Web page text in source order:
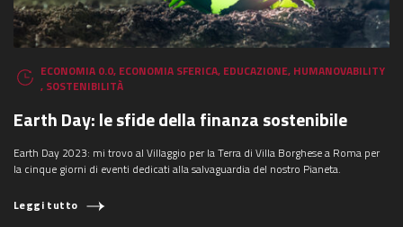
ECONOMIA 0.0, ECONOMIA SFERICA, EDUCAZIONE, HUMANOVABILITY
, SOSTENIBILITÀ
Earth Day: le sfide della finanza sostenibile
Earth Day 2023: mi trovo al Villaggio per la Terra di Villa Borghese a Roma per
la cinque giorni di eventi dedicati alla salvaguardia del nostro Pianeta.
Leggi tutto